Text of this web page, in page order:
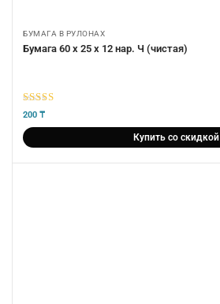
БУМАГА В РУЛОНАХ
Бумага 60 х 25 х 12 нар. Ч (чистая)
5из 5
200 ₸
Купить со скидкой